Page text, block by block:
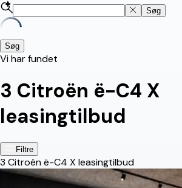
Søg
Søg
Vi har fundet
3 Citroën ë-C4 X
leasingtilbud
Filtre
3 Citroën ë-C4 X leasingtilbud